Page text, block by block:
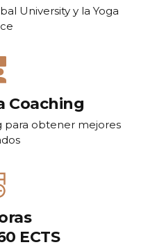
University y la Yoga
Coaching
para obtener mejores
ECTS